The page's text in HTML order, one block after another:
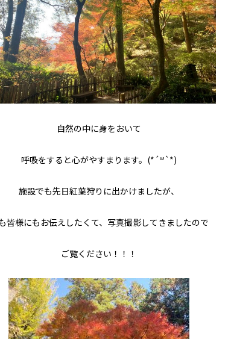
自然の中に身をおいて
呼吸をすると心がやすまります。(*´꒳`*)
施設でも先日紅葉狩りに出かけましたが、
皆様にもお伝えしたくて、写真撮影してきましたので
ご覧ください！！！